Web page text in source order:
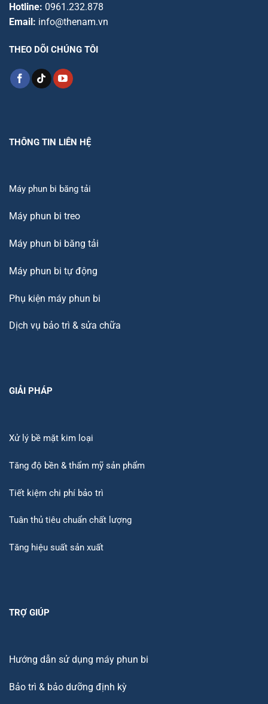
Hotline: 0961.232.878
Email: info@thenam.vn
THEO DÕI CHÚNG TÔI
THÔNG TIN LIÊN HỆ
Máy phun bi băng tải
Máy phun bi treo
Máy phun bi băng tải
Máy phun bi tự động
Phụ kiện máy phun bi
Dịch vụ bảo trì & sửa chữa
GIẢI PHÁP
Xử lý bề mặt kim loại
Tăng độ bền & thẩm mỹ sản phẩm
Tiết kiệm chi phí bảo trì
Tuân thủ tiêu chuẩn chất lượng
Tăng hiệu suất sản xuất
TRỢ GIÚP
Hướng dẫn sử dụng máy phun bi
Bảo trì & bảo dưỡng định kỳ